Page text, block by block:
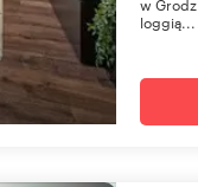
loggią...